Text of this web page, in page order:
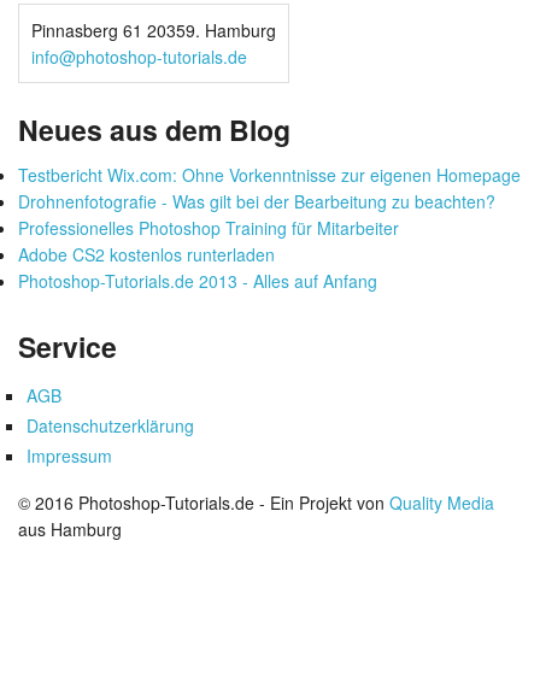
Pinnasberg 61 20359. Hamburg
info@photoshop-tutorials.de
Neues aus dem Blog
Testbericht Wix.com: Ohne Vorkenntnisse zur eigenen Homepage
Drohnenfotografie - Was gilt bei der Bearbeitung zu beachten?
Professionelles Photoshop Training für Mitarbeiter
Adobe CS2 kostenlos runterladen
Photoshop-Tutorials.de 2013 - Alles auf Anfang
Service
AGB
Datenschutzerklärung
Impressum
© 2016 Photoshop-Tutorials.de - Ein Projekt von Quality Media
aus Hamburg